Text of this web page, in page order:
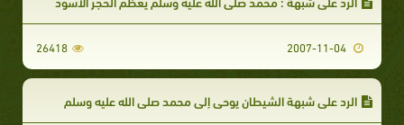
26418
الرد علي شبهة الشيطان يوحي إلى محمد صلى الله عليه وسلم